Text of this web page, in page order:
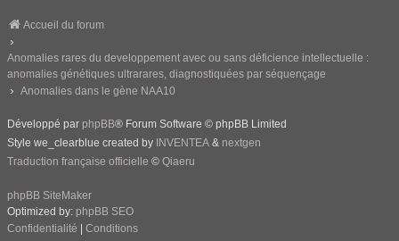
Accueil du forum
Anomalies rares du developpement avec ou sans déficience intellectuelle :
anomalies génétiques ultrarares, diagnostiquées par séquençage
Anomalies dans le gène NAA10
Développé par phpBB® Forum Software © phpBB Limited
Style we_clearblue created by INVENTEA & nextgen
Traduction française officielle © Qiaeru
phpBB SiteMaker
Optimized by: phpBB SEO
Confidentialité
Conditions